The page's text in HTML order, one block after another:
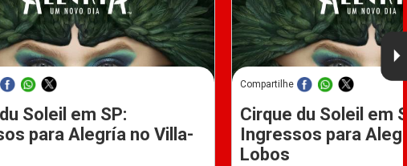
Soleil em SP:
para Alegría no Villa-
Compartilhe
Cirque du Soleil em
Ingressos para
Lobos